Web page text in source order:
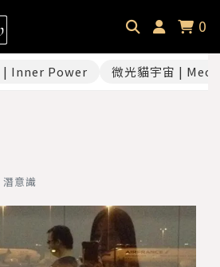
0
Hsiao
Footprint
Podcast
| Inner Power 微光貓宇宙 |
意識